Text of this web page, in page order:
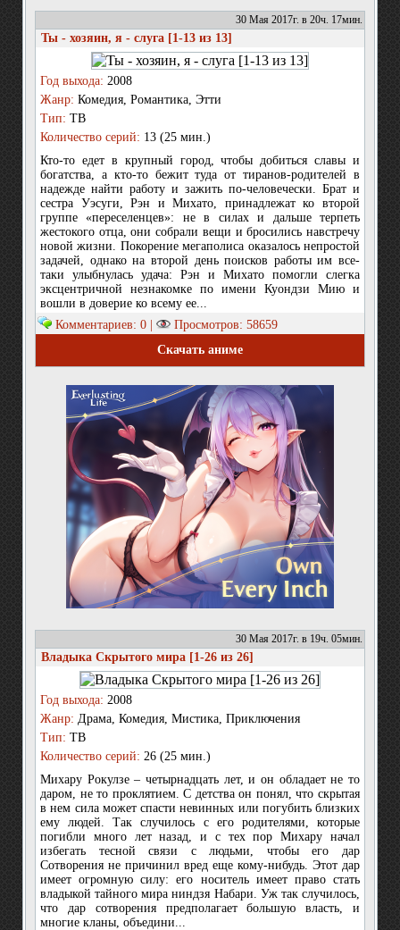
30 Мая 2017г. в 20ч. 17мин.
Ты - хозяин, я - слуга [1-13 из 13]
Год выхода: 2008
Жанр: Комедия, Романтика, Этти
Тип: ТВ
Количество серий: 13 (25 мин.)
Кто-то едет в крупный город, чтобы добиться славы и
богатства, а кто-то бежит туда от тиранов-родителей в
надежде найти работу и зажить по-человечески. Брат и
сестра Уэсуги, Рэн и Михато, принадлежат ко второй
группе «переселенцев»: не в силах и дальше терпеть
жестокого отца, они собрали вещи и бросились навстречу
новой жизни. Покорение мегаполиса оказалось непростой
задачей, однако на второй день поисков работы им все-
таки улыбнулась удача: Рэн и Михато помогли слегка
эксцентричной незнакомке по имени Куондзи Мию и
вошли в доверие ко всему ее...
Комментариев: 0 |
Просмотров: 58659
Скачать аниме
30 Мая 2017г. в 19ч. 05мин.
Владыка Скрытого мира [1-26 из 26]
Год выхода: 2008
Жанр: Драма, Комедия, Мистика, Приключения
Тип: ТВ
Количество серий: 26 (25 мин.)
Михару Рокулзе – четырнадцать лет, и он обладает не то
даром, не то проклятием. С детства он понял, что скрытая
в нем сила может спасти невинных или погубить близких
ему людей. Так случилось с его родителями, которые
погибли много лет назад, и с тех пор Михару начал
избегать тесной связи с людьми, чтобы его дар
Сотворения не причинил вред еще кому-нибудь. Этот дар
имеет огромную силу: его носитель имеет право стать
владыкой тайного мира ниндзя Набари. Уж так случилось,
что дар сотворения предполагает большую власть, и
многие кланы, объедини...